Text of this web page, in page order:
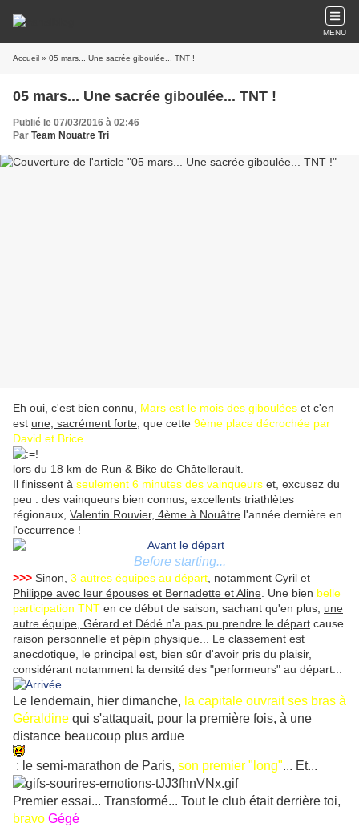
MENU
Accueil » 05 mars... Une sacrée giboulée... TNT !
05 mars... Une sacrée giboulée... TNT !
Publié le 07/03/2016 à 02:46
Par Team Nouatre Tri
Eh oui, c'est bien connu, Mars est le mois des giboulées et c'en
est une, sacrément forte, que cette 9ème place décrochée par
David et Brice
lors du 18 km de Run & Bike de Châtellerault.
Il finissent à seulement 6 minutes des vainqueurs et, excusez du
peu : des vainqueurs bien connus, excellents triathlètes
régionaux, Valentin Rouvier, 4ème à Nouâtre l'année dernière en
l'occurrence !
Before starting...
>>> Sinon, 3 autres équipes au départ , notamment Cyril et
Philippe avec leur épouses et Bernadette et Aline . Une bien belle
participation TNT en ce début de saison, sachant qu'en plus, une
autre équipe, Gérard et Dédé n'a pas pu prendre le départ cause
raison personnelle et pépin physique... Le classement est
anecdotique, le principal est, bien sûr d'avoir pris du plaisir,
considérant notamment la densité des "performeurs" au départ...
Le lendemain, hier dimanche, la capitale ouvrait ses bras à
Géraldine qui s'attaquait, pour la première fois, à une
distance beaucoup plus ardue
: le semi-marathon de Paris, son premier "long"... Et...
Premier essai... Transformé... Tout le club était derrière toi,
bravo Gégé